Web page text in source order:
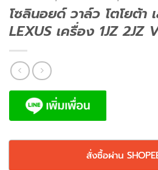
โซลินอยด์ วาล์ว โตโยต้า
LEXUS เครื่อง 1JZ 2JZ
สั่งซื้อผ่าน